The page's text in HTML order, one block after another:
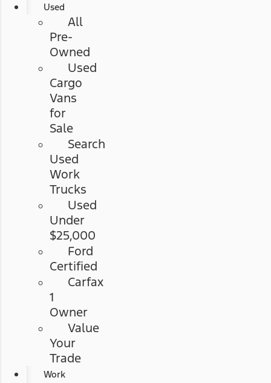
Used
All
Pre-
Owned
Used
Cargo
Vans
for
Sale
Search
Used
Work
Trucks
Used
Under
$25,000
Ford
Certified
Carfax
1
Owner
Value
Your
Trade
Work